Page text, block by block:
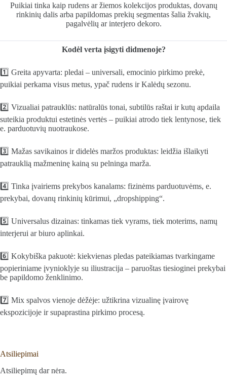
Puikiai tinka kaip rudens ar žiemos kolekcijos produktas, dovanų
rinkinių dalis arba papildomas prekių segmentas šalia žvakių,
pagalvėlių ar interjero dekoro.
Kodėl verta įsigyti didmenoje?
1️⃣ Greita apyvarta: pledai – universali, emocinio pirkimo prekė,
puikiai perkama visus metus, ypač rudens ir Kalėdų sezonu.
2️⃣ Vizualiai patrauklūs: natūralūs tonai, subtilūs raštai ir kutų apdaila
suteikia produktui estetinės vertės – puikiai atrodo tiek lentynose, tiek
e. parduotuvių nuotraukose.
3️⃣ Mažas savikainos ir didelės maržos produktas: leidžia išlaikyti
patrauklią mažmeninę kainą su pelninga marža.
4️⃣ Tinka įvairiems prekybos kanalams: fizinėms parduotuvėms, e.
prekybai, dovanų rinkinių kūrimui, „dropshipping“.
5️⃣ Universalus dizainas: tinkamas tiek vyrams, tiek moterims, namų
interjerui ar biuro aplinkai.
6️⃣ Kokybiška pakuotė: kiekvienas pledas pateikiamas tvarkingame
popieriniame įvynioklyje su iliustracija – paruoštas tiesioginei prekybai
be papildomo ženklinimo.
7️⃣ Mix spalvos vienoje dėžėje: užtikrina vizualinę įvairovę
ekspozicijoje ir supaprastina pirkimo procesą.
Atsiliepimai
Atsiliepimų dar nėra.